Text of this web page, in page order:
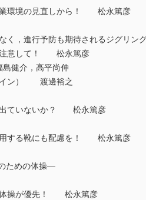
環境の見直しから！ 松永篤彦
く，進行予防も期待されるジグリ
注意して！ 松永篤彦
健介，高平尚伸
イン） 渡邊裕之
ていないか？ 松永篤彦
する靴にも配慮を！ 松永篤彦
ための体操—
体操が優先！ 松永篤彦